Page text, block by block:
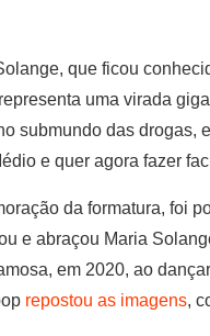
que ficou
uma virada
submundo das drogas,
e quer agora fazer
da formatura, foi
e abraçou Maria
em 2020, ao
repostou as imagens,